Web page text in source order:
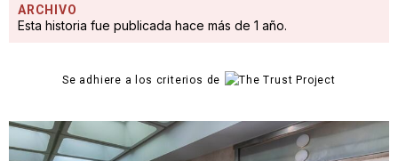
ARCHIVO
Esta historia fue publicada hace más de 1 año.
Se adhiere a los criterios de